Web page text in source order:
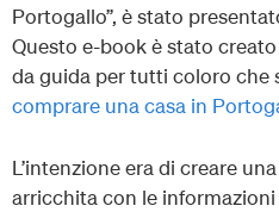
Portogallo”, è stato
Questo e-book è stato
da guida per tutti coloro che
comprare una casa in
L’intenzione era di creare
arricchita con le